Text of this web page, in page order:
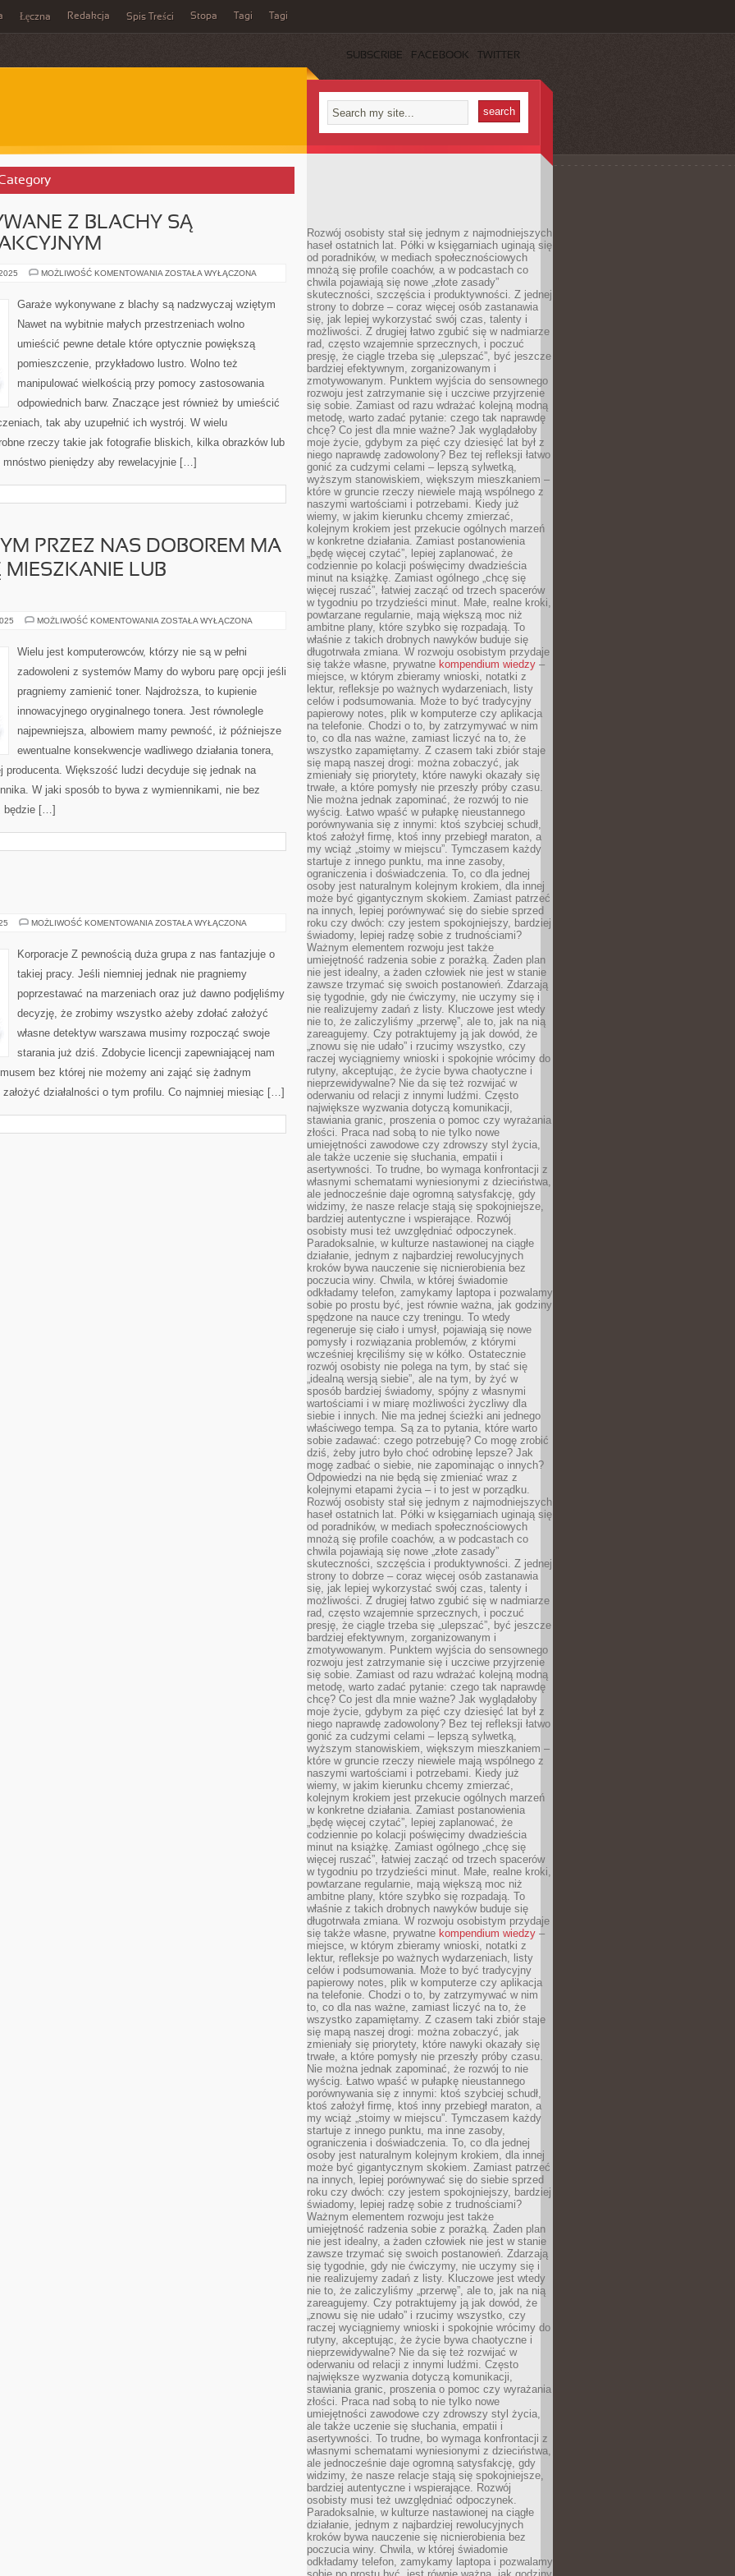
Łęczna Redakcja Spis Treści Stopa Tagi Tagi
SUBSCRIBE FACEBOOK TWITTER
Z BLACHY SĄ
MOŻLIWOŚĆ KOMENTOWANIA GARAŻE
BLACHY
SĄ
ATRAKCYJNYM
ZOSTAŁA WYŁĄCZONA
Garaże wykonywane z blachy są nadzwyczaj wziętym
Nawet na wybitnie małych przestrzeniach wolno
umieścić pewne detale które optycznie powiększą
pomieszczenie, przykładowo lustro. Wolno też
manipulować wielkością przy pomocy zastosowania
odpowiednich barw. Znaczące jest również by umieścić
tak aby uzupełnić ich wystrój. W wielu
rzeczy takie jak fotografie bliskich, kilka obrazków lub
mnóstwo pieniędzy aby rewelacyjnie […]
PRZEZ NAS DOBOREM MA
MIESZKANIE LUB
MOŻLIWOŚĆ KOMENTOWANIA O
PRZEZ
NAS
MA
STAĆ
MIESZKANIE
EWENTUALNIE
ZOSTAŁA WYŁĄCZONA
Wielu jest komputerowców, którzy nie są w pełni
zadowoleni z systemów Mamy do wyboru parę opcji jeśli
pragniemy zamienić toner. Najdroższa, to kupienie
innowacyjnego oryginalnego tonera. Jest równolegle
najpewniejsza, albowiem mamy pewność, iż późniejsze
ewentualne konsekwencje wadliwego działania tonera,
producenta. Większość ludzi decyduje się jednak na
W jaki sposób to bywa z wymiennikami, nie bez
będzie […]
MOŻLIWOŚĆ KOMENTOWANIA KORPORACJE
ZOSTAŁA WYŁĄCZONA
Korporacje Z pewnością duża grupa z nas fantazjuje o
takiej pracy. Jeśli niemniej jednak nie pragniemy
poprzestawać na marzeniach oraz już dawno podjęliśmy
decyzję, że zrobimy wszystko ażeby zdołać założyć
własne detektyw warszawa musimy rozpocząć swoje
starania już dziś. Zdobycie licencji zapewniającej nam
bez której nie możemy ani zająć się żadnym
działalności o tym profilu. Co najmniej miesiąc […]
Rozwój osobisty stał się jednym z najmodniejszych
haseł ostatnich lat. Półki w księgarniach uginają się
od poradników, w mediach społecznościowych
mnożą się profile coachów, a w podcastach co
chwila pojawiają się nowe „złote zasady”
skuteczności, szczęścia i produktywności. Z jednej
strony to dobrze – coraz więcej osób zastanawia
się, jak lepiej wykorzystać swój czas, talenty i
możliwości. Z drugiej łatwo zgubić się w nadmiarze
rad, często wzajemnie sprzecznych, i poczuć
presję, że ciągle trzeba się „ulepszać”, być jeszcze
bardziej efektywnym, zorganizowanym i
zmotywowanym. Punktem wyjścia do sensownego
rozwoju jest zatrzymanie się i uczciwe przyjrzenie
się sobie. Zamiast od razu wdrażać kolejną modną
metodę, warto zadać pytanie: czego tak naprawdę
chcę? Co jest dla mnie ważne? Jak wyglądałoby
moje życie, gdybym za pięć czy dziesięć lat był z
niego naprawdę zadowolony? Bez tej refleksji łatwo
gonić za cudzymi celami – lepszą sylwetką,
wyższym stanowiskiem, większym mieszkaniem –
które w gruncie rzeczy niewiele mają wspólnego z
naszymi wartościami i potrzebami. Kiedy już
wiemy, w jakim kierunku chcemy zmierzać,
kolejnym krokiem jest przekucie ogólnych marzeń
w konkretne działania. Zamiast postanowienia
„będę więcej czytać”, lepiej zaplanować, że
codziennie po kolacji poświęcimy dwadzieścia
minut na książkę. Zamiast ogólnego „chcę się
więcej ruszać”, łatwiej zacząć od trzech spacerów
w tygodniu po trzydzieści minut. Małe, realne kroki,
powtarzane regularnie, mają większą moc niż
ambitne plany, które szybko się rozpadają. To
właśnie z takich drobnych nawyków buduje się
długotrwała zmiana. W rozwoju osobistym przydaje
się także własne, prywatne kompendium wiedzy –
miejsce, w którym zbieramy wnioski, notatki z
lektur, refleksje po ważnych wydarzeniach, listy
celów i podsumowania. Może to być tradycyjny
papierowy notes, plik w komputerze czy aplikacja
na telefonie. Chodzi o to, by zatrzymywać w nim
to, co dla nas ważne, zamiast liczyć na to, że
wszystko zapamiętamy. Z czasem taki zbiór staje
się mapą naszej drogi: można zobaczyć, jak
zmieniały się priorytety, które nawyki okazały się
trwałe, a które pomysły nie przeszły próby czasu.
Nie można jednak zapominać, że rozwój to nie
wyścig. Łatwo wpaść w pułapkę nieustannego
porównywania się z innymi: ktoś szybciej schudł,
ktoś założył firmę, ktoś inny przebiegł maraton, a
my wciąż „stoimy w miejscu”. Tymczasem każdy
startuje z innego punktu, ma inne zasoby,
ograniczenia i doświadczenia. To, co dla jednej
osoby jest naturalnym kolejnym krokiem, dla innej
może być gigantycznym skokiem. Zamiast patrzeć
na innych, lepiej porównywać się do siebie sprzed
roku czy dwóch: czy jestem spokojniejszy, bardziej
świadomy, lepiej radzę sobie z trudnościami?
Ważnym elementem rozwoju jest także
umiejętność radzenia sobie z porażką. Żaden plan
nie jest idealny, a żaden człowiek nie jest w stanie
zawsze trzymać się swoich postanowień. Zdarzają
się tygodnie, gdy nie ćwiczymy, nie uczymy się i
nie realizujemy zadań z listy. Kluczowe jest wtedy
nie to, że zaliczyliśmy „przerwę”, ale to, jak na nią
zareagujemy. Czy potraktujemy ją jak dowód, że
„znowu się nie udało” i rzucimy wszystko, czy
raczej wyciągniemy wnioski i spokojnie wrócimy do
rutyny, akceptując, że życie bywa chaotyczne i
nieprzewidywalne? Nie da się też rozwijać w
oderwaniu od relacji z innymi ludźmi. Często
największe wyzwania dotyczą komunikacji,
stawiania granic, proszenia o pomoc czy wyrażania
złości. Praca nad sobą to nie tylko nowe
umiejętności zawodowe czy zdrowszy styl życia,
ale także uczenie się słuchania, empatii i
asertywności. To trudne, bo wymaga konfrontacji z
własnymi schematami wyniesionymi z dzieciństwa,
ale jednocześnie daje ogromną satysfakcję, gdy
widzimy, że nasze relacje stają się spokojniejsze,
bardziej autentyczne i wspierające. Rozwój
osobisty musi też uwzględniać odpoczynek.
Paradoksalnie, w kulturze nastawionej na ciągłe
działanie, jednym z najbardziej rewolucyjnych
kroków bywa nauczenie się nicnierobienia bez
poczucia winy. Chwila, w której świadomie
odkładamy telefon, zamykamy laptopa i pozwalamy
sobie po prostu być, jest równie ważna, jak godziny
spędzone na nauce czy treningu. To wtedy
regeneruje się ciało i umysł, pojawiają się nowe
pomysły i rozwiązania problemów, z którymi
wcześniej kręciliśmy się w kółko. Ostatecznie
rozwój osobisty nie polega na tym, by stać się
„idealną wersją siebie”, ale na tym, by żyć w
sposób bardziej świadomy, spójny z własnymi
wartościami i w miarę możliwości życzliwy dla
siebie i innych. Nie ma jednej ścieżki ani jednego
właściwego tempa. Są za to pytania, które warto
sobie zadawać: czego potrzebuję? Co mogę zrobić
dziś, żeby jutro było choć odrobinę lepsze? Jak
mogę zadbać o siebie, nie zapominając o innych?
Odpowiedzi na nie będą się zmieniać wraz z
kolejnymi etapami życia – i to jest w porządku.
Rozwój osobisty stał się jednym z najmodniejszych
haseł ostatnich lat. Półki w księgarniach uginają się
od poradników, w mediach społecznościowych
mnożą się profile coachów, a w podcastach co
chwila pojawiają się nowe „złote zasady”
skuteczności, szczęścia i produktywności. Z jednej
strony to dobrze – coraz więcej osób zastanawia
się, jak lepiej wykorzystać swój czas, talenty i
możliwości. Z drugiej łatwo zgubić się w nadmiarze
rad, często wzajemnie sprzecznych, i poczuć
presję, że ciągle trzeba się „ulepszać”, być jeszcze
bardziej efektywnym, zorganizowanym i
zmotywowanym. Punktem wyjścia do sensownego
rozwoju jest zatrzymanie się i uczciwe przyjrzenie
się sobie. Zamiast od razu wdrażać kolejną modną
metodę, warto zadać pytanie: czego tak naprawdę
chcę? Co jest dla mnie ważne? Jak wyglądałoby
moje życie, gdybym za pięć czy dziesięć lat był z
niego naprawdę zadowolony? Bez tej refleksji łatwo
gonić za cudzymi celami – lepszą sylwetką,
wyższym stanowiskiem, większym mieszkaniem –
które w gruncie rzeczy niewiele mają wspólnego z
naszymi wartościami i potrzebami. Kiedy już
wiemy, w jakim kierunku chcemy zmierzać,
kolejnym krokiem jest przekucie ogólnych marzeń
w konkretne działania. Zamiast postanowienia
„będę więcej czytać”, lepiej zaplanować, że
codziennie po kolacji poświęcimy dwadzieścia
minut na książkę. Zamiast ogólnego „chcę się
więcej ruszać”, łatwiej zacząć od trzech spacerów
w tygodniu po trzydzieści minut. Małe, realne kroki,
powtarzane regularnie, mają większą moc niż
ambitne plany, które szybko się rozpadają. To
właśnie z takich drobnych nawyków buduje się
długotrwała zmiana. W rozwoju osobistym przydaje
się także własne, prywatne kompendium wiedzy –
miejsce, w którym zbieramy wnioski, notatki z
lektur, refleksje po ważnych wydarzeniach, listy
celów i podsumowania. Może to być tradycyjny
papierowy notes, plik w komputerze czy aplikacja
na telefonie. Chodzi o to, by zatrzymywać w nim
to, co dla nas ważne, zamiast liczyć na to, że
wszystko zapamiętamy. Z czasem taki zbiór staje
się mapą naszej drogi: można zobaczyć, jak
zmieniały się priorytety, które nawyki okazały się
trwałe, a które pomysły nie przeszły próby czasu.
Nie można jednak zapominać, że rozwój to nie
wyścig. Łatwo wpaść w pułapkę nieustannego
porównywania się z innymi: ktoś szybciej schudł,
ktoś założył firmę, ktoś inny przebiegł maraton, a
my wciąż „stoimy w miejscu”. Tymczasem każdy
startuje z innego punktu, ma inne zasoby,
ograniczenia i doświadczenia. To, co dla jednej
osoby jest naturalnym kolejnym krokiem, dla innej
może być gigantycznym skokiem. Zamiast patrzeć
na innych, lepiej porównywać się do siebie sprzed
roku czy dwóch: czy jestem spokojniejszy, bardziej
świadomy, lepiej radzę sobie z trudnościami?
Ważnym elementem rozwoju jest także
umiejętność radzenia sobie z porażką. Żaden plan
nie jest idealny, a żaden człowiek nie jest w stanie
zawsze trzymać się swoich postanowień. Zdarzają
się tygodnie, gdy nie ćwiczymy, nie uczymy się i
nie realizujemy zadań z listy. Kluczowe jest wtedy
nie to, że zaliczyliśmy „przerwę”, ale to, jak na nią
zareagujemy. Czy potraktujemy ją jak dowód, że
„znowu się nie udało” i rzucimy wszystko, czy
raczej wyciągniemy wnioski i spokojnie wrócimy do
rutyny, akceptując, że życie bywa chaotyczne i
nieprzewidywalne? Nie da się też rozwijać w
oderwaniu od relacji z innymi ludźmi. Często
największe wyzwania dotyczą komunikacji,
stawiania granic, proszenia o pomoc czy wyrażania
złości. Praca nad sobą to nie tylko nowe
umiejętności zawodowe czy zdrowszy styl życia,
ale także uczenie się słuchania, empatii i
asertywności. To trudne, bo wymaga konfrontacji z
własnymi schematami wyniesionymi z dzieciństwa,
ale jednocześnie daje ogromną satysfakcję, gdy
widzimy, że nasze relacje stają się spokojniejsze,
bardziej autentyczne i wspierające. Rozwój
osobisty musi też uwzględniać odpoczynek.
Paradoksalnie, w kulturze nastawionej na ciągłe
działanie, jednym z najbardziej rewolucyjnych
kroków bywa nauczenie się nicnierobienia bez
poczucia winy. Chwila, w której świadomie
odkładamy telefon, zamykamy laptopa i pozwalamy